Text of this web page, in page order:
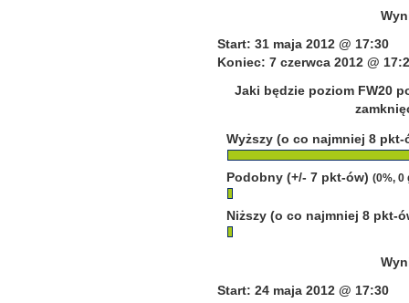
Start: 31 maja 2012 @ 17:30
Koniec: 7 czerwca 2012 @
Jaki będzie poziom FW20
Wyższy (o co najmniej 8
Podobny (+/- 7 pkt-ów) (0%, 0
Niższy (o co najmniej 8 pkt-
Start: 24 maja 2012 @ 17:30